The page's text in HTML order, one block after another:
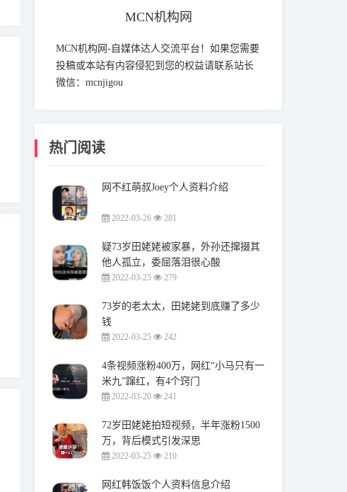
MCN机构网
MCN机构网-自媒体达人交流平台！如果您需要
投稿或本站有内容侵犯到您的权益请联系站长
微信：mcnjigou
热门阅读
网不红萌叔Joey个人资料介绍
2022-03-26 281
疑73岁田姥姥被家暴，外孙还撺掇其
他人孤立，委屈落泪很心酸
2022-03-25 279
73岁的老太太，田姥姥到底赚了多少
钱
2022-03-25 242
4条视频涨粉400万，网红“小马只有一
米九”蹿红，有4个窍门
2022-03-20 241
72岁田姥姥拍短视频，半年涨粉1500
万，背后模式引发深思
2022-03-25 210
网红韩饭饭个人资料信息介绍